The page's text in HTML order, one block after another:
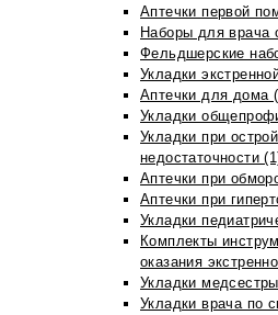
Аптечки первой
Наборы для врача
Фельдшерские
Укладки
Аптечки для дома
Укладки
Укладки при
недостаточности
Аптечки при
Аптечки при
Укладки
Комплекты
оказания
Укладки
Укладки врача по